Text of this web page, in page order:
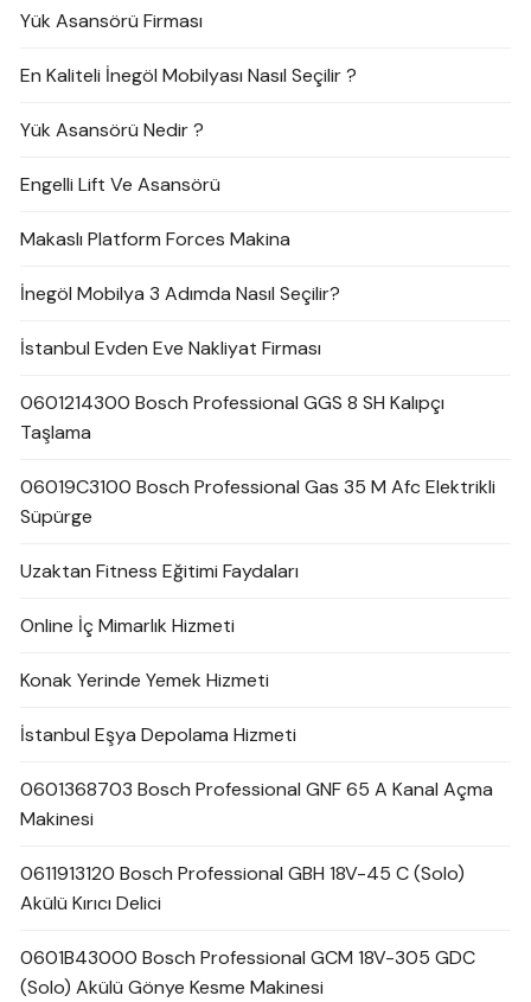
Yük Asansörü Firması
En Kaliteli İnegöl Mobilyası Nasıl Seçilir ?
Yük Asansörü Nedir ?
Engelli Lift Ve Asansörü
Makaslı Platform Forces Makina
İnegöl Mobilya 3 Adımda Nasıl Seçilir?
İstanbul Evden Eve Nakliyat Firması
0601214300 Bosch Professional GGS 8 SH Kalıpçı
Taşlama
06019C3100 Bosch Professional Gas 35 M Afc Elektrikli
Süpürge
Uzaktan Fitness Eğitimi Faydaları
Online İç Mimarlık Hizmeti
Konak Yerinde Yemek Hizmeti
İstanbul Eşya Depolama Hizmeti
0601368703 Bosch Professional GNF 65 A Kanal Açma
Makinesi
0611913120 Bosch Professional GBH 18V-45 C (Solo)
Akülü Kırıcı Delici
0601B43000 Bosch Professional GCM 18V-305 GDC
(Solo) Akülü Gönye Kesme Makinesi